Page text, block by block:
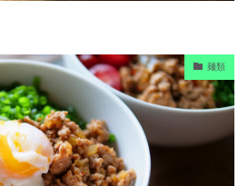
麺類